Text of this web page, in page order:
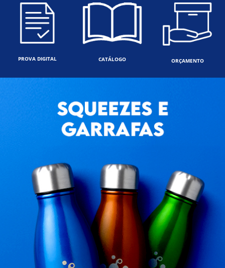
PROVA DIGITAL CATÁLOGO ORÇAMENTO